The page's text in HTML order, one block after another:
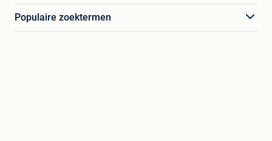
Populaire zoektermen